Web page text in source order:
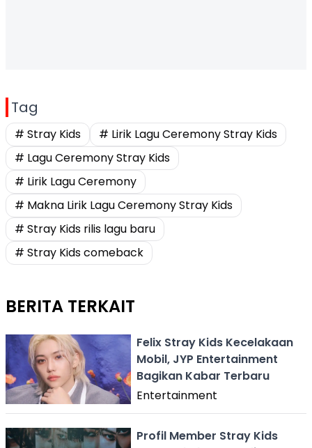
Tag
# Stray Kids
# Lirik Lagu Ceremony Stray Kids
# Lagu Ceremony Stray Kids
# Lirik Lagu Ceremony
# Makna Lirik Lagu Ceremony Stray Kids
# Stray Kids rilis lagu baru
# Stray Kids comeback
BERITA TERKAIT
Felix Stray Kids Kecelakaan
Mobil, JYP Entertainment
Bagikan Kabar Terbaru
Entertainment
Profil Member Stray Kids